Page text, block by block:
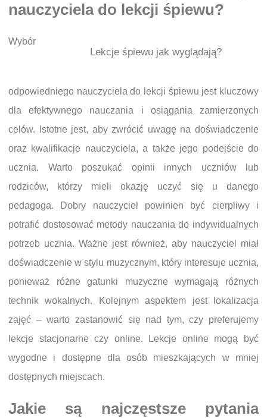
nauczyciela do lekcji śpiewu?
Lekcje śpiewu jak wyglądają?
Wybór
odpowiedniego nauczyciela do lekcji śpiewu jest kluczowy
dla efektywnego nauczania i osiągania zamierzonych
celów. Istotne jest, aby zwrócić uwagę na doświadczenie
oraz kwalifikacje nauczyciela, a także jego podejście do
ucznia. Warto poszukać opinii innych uczniów lub
rodziców, którzy mieli okazję uczyć się u danego
pedagoga. Dobry nauczyciel powinien być cierpliwy i
potrafić dostosować metody nauczania do indywidualnych
potrzeb ucznia. Ważne jest również, aby nauczyciel miał
doświadczenie w stylu muzycznym, który interesuje ucznia,
ponieważ różne gatunki muzyczne wymagają różnych
technik wokalnych. Kolejnym aspektem jest lokalizacja
zajęć – warto zastanowić się nad tym, czy preferujemy
lekcje stacjonarne czy online. Lekcje online mogą być
wygodne i dostępne dla osób mieszkających w mniej
dostępnych miejscach.
Jakie są najczęstsze pytania